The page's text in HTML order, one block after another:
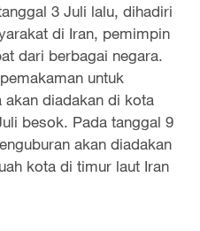
3 Juli lalu, dihadiri
di Iran, pemimpin
dari berbagai negara.
untuk
akan diadakan di kota
besok. Pada tanggal 9
akan diadakan
kota di timur laut Iran